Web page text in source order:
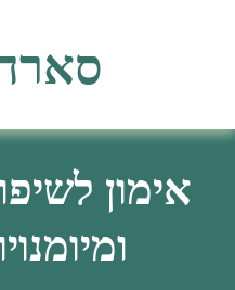
אימון